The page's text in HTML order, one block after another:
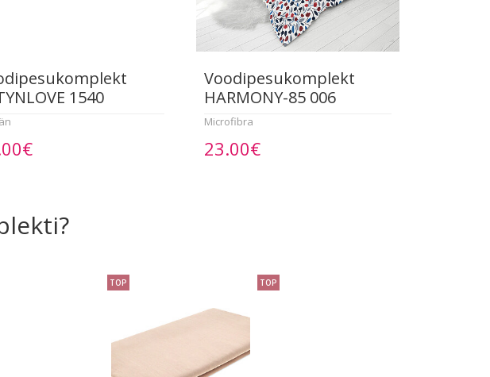
1540
Voodipesukomplekt
HARMONY-85 006
Microfibra
23.00€
TOP TOP